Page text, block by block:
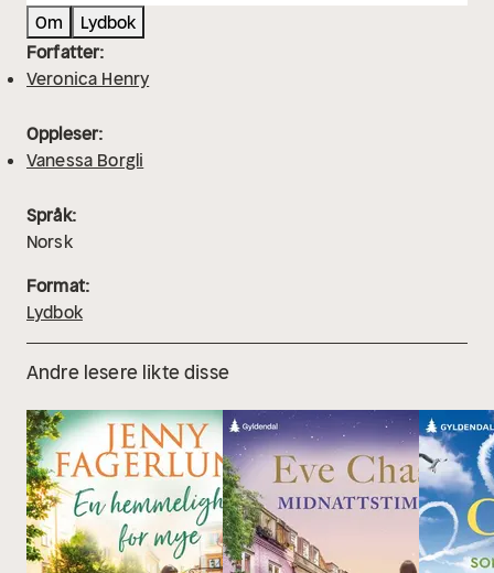
Om
Lydbok
Forfatter:
Veronica Henry
Oppleser:
Vanessa Borgli
Språk:
Norsk
Format:
Lydbok
Andre lesere likte disse